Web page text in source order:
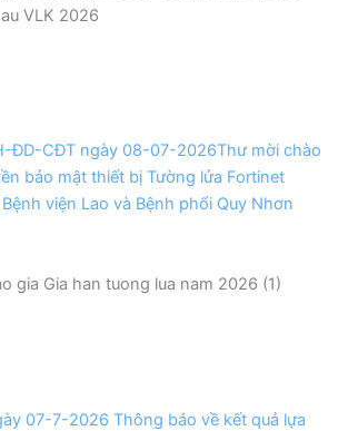
VLK 2026
ĐD-CĐT ngày 08-07-2026Thư mời chào
bảo mật thiết bị Tường lửa Fortinet
viện Lao và Bệnh phổi Quy Nhơn
gia Gia han tuong lua nam 2026 (1)
07-7-2026 Thông báo về kết quả lựa